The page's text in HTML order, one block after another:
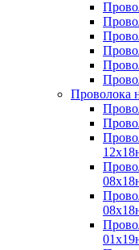
Проволока